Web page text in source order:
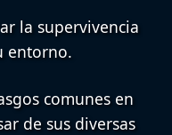
la supervivencia
entorno.
comunes en
de sus diversas